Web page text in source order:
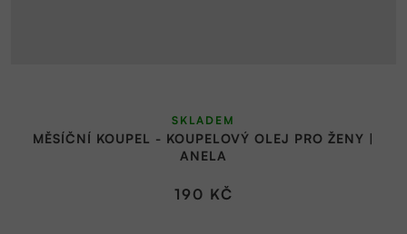
MĚSÍČNÍ KOUPEL - KOUPELOVÝ OLEJ PRO ŽENY |
ANELA
SKLADEM
190 KČ